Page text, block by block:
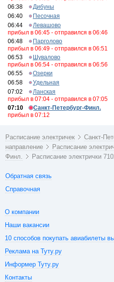
06:38
Дибуны
06:40
Песочная
06:44
Левашово
прибыл в 06:45 - отправился в 06:46
06:48
Парголово
прибыл в 06:49 - отправился в 06:51
06:53
Шувалово
прибыл в 06:54 - отправился в 06:56
06:55
Озерки
06:58
Удельная
07:02
Ланская
прибыл в 07:04 - отправился в 07:05
07:10
Санкт-Петербург-Финл.
прибыл в 07:12
Расписание электричек Санкт-
направление
Расписание
Финл.
Расписание электрички
Обратная связь
Справочная
О компании
Наши вакансии
10 способов покупать авиабилеты
Реклама на Туту.ру
Информер Туту.ру
Контакты